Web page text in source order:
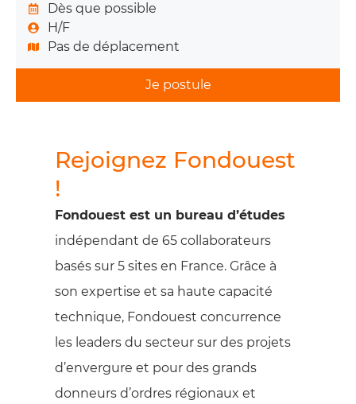
Dès que possible
H/F
Pas de déplacement
Je postule
Rejoignez Fondouest
!
Fondouest est un bureau d’études
indépendant de 65 collaborateurs
basés sur 5 sites en France. Grâce à
son expertise et sa haute capacité
technique, Fondouest concurrence
les leaders du secteur sur des projets
d’envergure et pour des grands
donneurs d’ordres régionaux et